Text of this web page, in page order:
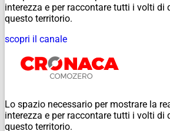
interezza e per raccontare tutti i volti di
questo territorio.
scopri il canale
Lo spazio necessario per mostrare la
interezza e per raccontare tutti i volti di
questo territorio.